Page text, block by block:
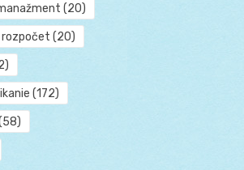
(20)
rozpočet (20)
(172)